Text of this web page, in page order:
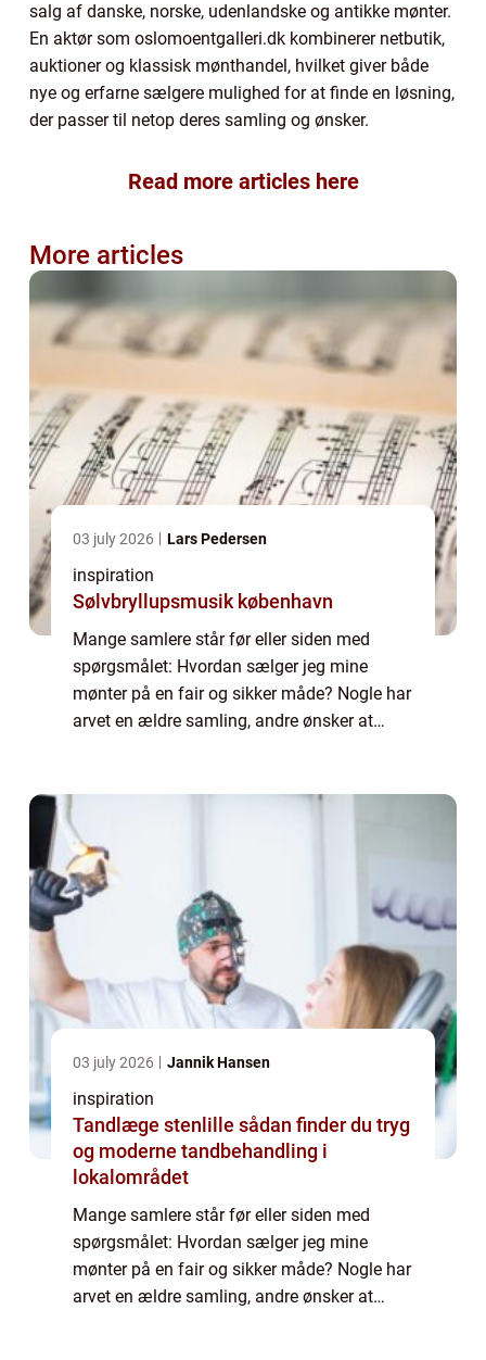
salg af danske, norske, udenlandske og antikke mønter.
En aktør som oslomoentgalleri.dk kombinerer netbutik,
auktioner og klassisk mønthandel, hvilket giver både
nye og erfarne sælgere mulighed for at finde en løsning,
der passer til netop deres samling og ønsker.
Read more articles here
More articles
03 july 2026 Lars Pedersen
inspiration
Sølvbryllupsmusik københavn
Mange samlere står før eller siden med
spørgsmålet: Hvordan sælger jeg mine
mønter på en fair og sikker måde? Nogle har
arvet en ældre samling, andre ønsker at
03 july 2026 Jannik Hansen
inspiration
Tandlæge stenlille sådan finder du tryg
og moderne tandbehandling i
lokalområdet
Mange samlere står før eller siden med
spørgsmålet: Hvordan sælger jeg mine
mønter på en fair og sikker måde? Nogle har
arvet en ældre samling, andre ønsker at